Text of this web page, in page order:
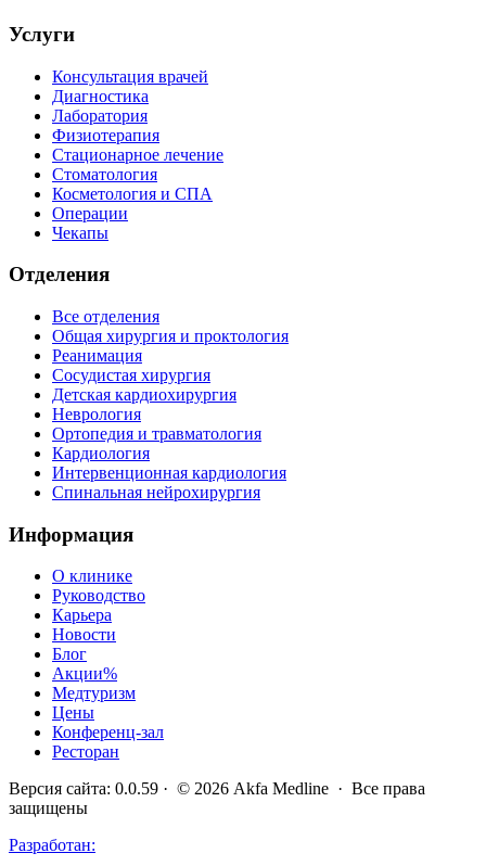
Услуги
Консультация врачей
Диагностика
Лаборатория
Физиотерапия
Стационарное лечение
Стоматология
Косметология и СПА
Операции
Чекапы
Отделения
Все отделения
Общая хирургия и проктология
Реанимация
Сосудистая хирургия
Детская кардиохирургия
Неврология
Ортопедия и травматология
Кардиология
Интервенционная кардиология
Спинальная нейрохирургия
Информация
О клинике
Руководство
Карьера
Новости
Блог
Акции%
Медтуризм
Цены
Конференц-зал
Ресторан
Версия сайта: 0.0.59 · © 2026 Akfa Medline · Все права
защищены
Разработан: